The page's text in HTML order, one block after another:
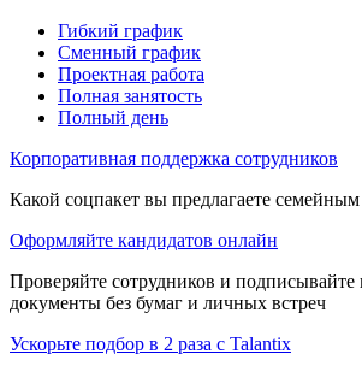
Гибкий график
Сменный график
Проектная работа
Полная занятость
Полный день
Корпоративная поддержка сотрудников
Какой соцпакет вы предлагаете
Оформляйте кандидатов онлайн
Проверяйте сотрудников и подписывайте
документы без бумаг и личных встреч
Ускорьте подбор в 2 раза с Talantix